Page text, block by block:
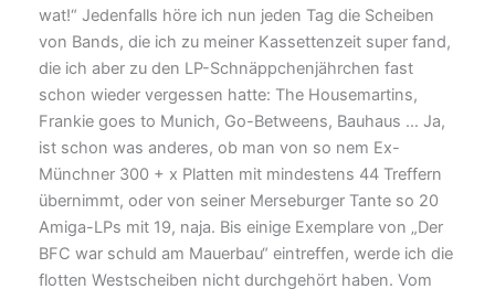
wat!“ Jedenfalls höre ich nun jeden Tag die Scheiben
von Bands, die ich zu meiner Kassettenzeit super fand,
die ich aber zu den LP-Schnäppchenjährchen fast
schon wieder vergessen hatte: The Housemartins,
Frankie goes to Munich, Go-Betweens, Bauhaus … Ja,
ist schon was anderes, ob man von so nem Ex-
Münchner 300 + x Platten mit mindestens 44 Treffern
übernimmt, oder von seiner Merseburger Tante so 20
Amiga-LPs mit 19, naja. Bis einige Exemplare von „Der
BFC war schuld am Mauerbau“ eintreffen, werde ich die
flotten Westscheiben nicht durchgehört haben. Vom